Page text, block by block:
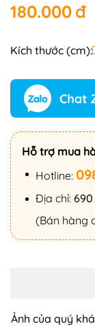
180.000đ
Kích thước (cm):
Hỗ trợ mua
Hotline:
Địa chỉ:
(Bán hàng
Ảnh của quý